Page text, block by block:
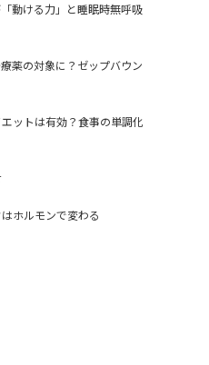
動ける力」と睡眠時無呼吸
薬の対象に？ゼップバウン
ットは有効？食事の単調化
ホルモンで変わる